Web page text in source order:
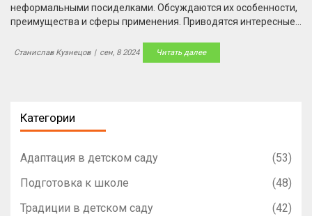
неформальными посиделками. Обсуждаются их особенности,
преимущества и сферы применения. Приводятся интересные
Станислав Кузнецов | сен, 8 2024 Читать далее
Категории
Адаптация в детском саду
(53)
Подготовка к школе
(48)
Традиции в детском саду
(42)